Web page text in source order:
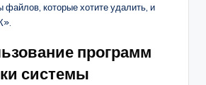
файлов, которые хотите удалить, и
программ
системы